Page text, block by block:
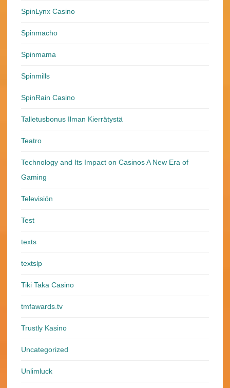
SpinLynx Casino
Spinmacho
Spinmama
Spinmills
SpinRain Casino
Talletusbonus Ilman Kierrätystä
Teatro
Technology and Its Impact on Casinos A New Era of
Gaming
Televisión
Test
texts
textslp
Tiki Taka Casino
tmfawards.tv
Trustly Kasino
Uncategorized
Unlimluck